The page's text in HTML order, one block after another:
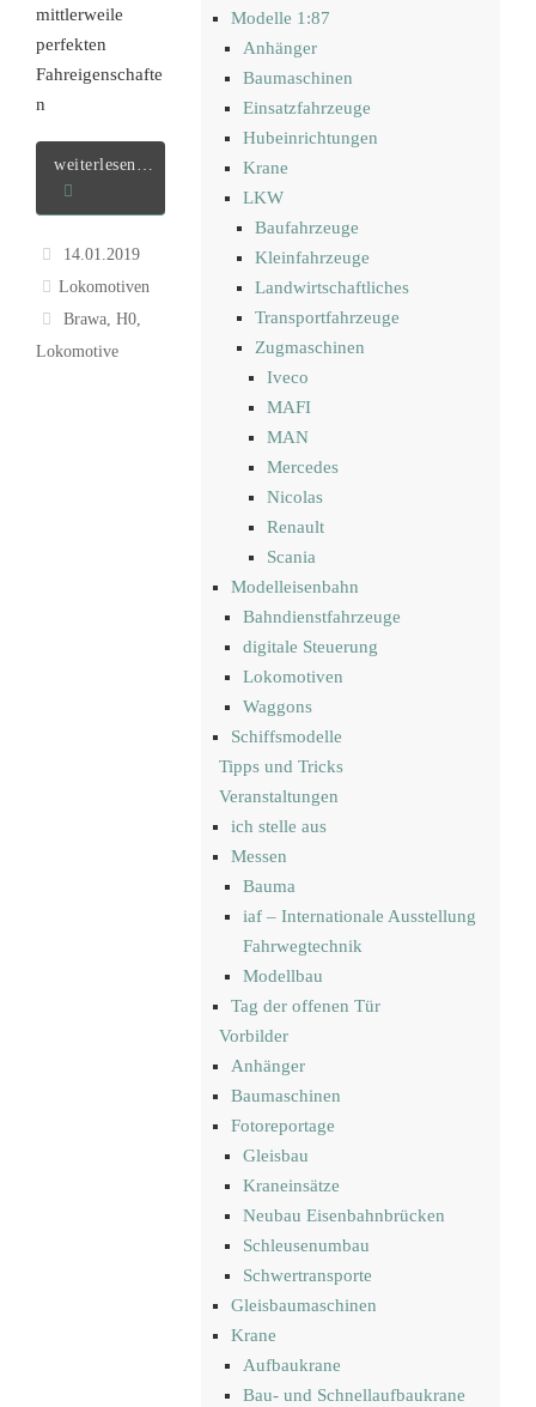
mittlerweile
perfekten
Fahreigenschafte
n
weiterlesen…
14.01.2019
Lokomotiven
Brawa, H0,
Lokomotive
Modelle 1:87
Anhänger
Baumaschinen
Einsatzfahrzeuge
Hubeinrichtungen
Krane
LKW
Baufahrzeuge
Kleinfahrzeuge
Landwirtschaftliches
Transportfahrzeuge
Zugmaschinen
Iveco
MAFI
MAN
Mercedes
Nicolas
Renault
Scania
Modelleisenbahn
Bahndienstfahrzeuge
digitale Steuerung
Lokomotiven
Waggons
Schiffsmodelle
Tipps und Tricks
Veranstaltungen
ich stelle aus
Messen
Bauma
iaf – Internationale Ausstellung
Fahrwegtechnik
Modellbau
Tag der offenen Tür
Vorbilder
Anhänger
Baumaschinen
Fotoreportage
Gleisbau
Kraneinsätze
Neubau Eisenbahnbrücken
Schleusenumbau
Schwertransporte
Gleisbaumaschinen
Krane
Aufbaukrane
Bau- und Schnellaufbaukrane